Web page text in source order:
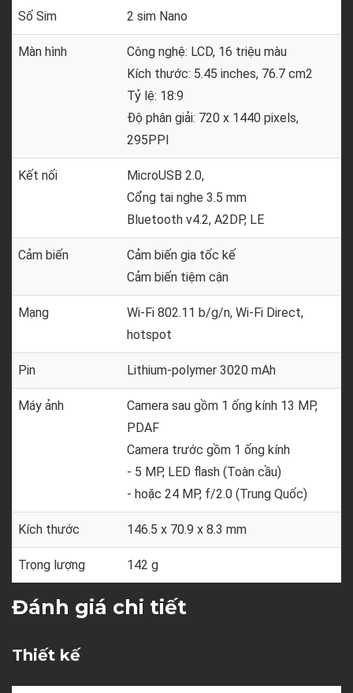
Số Sim 2 sim Nano
Màn hình
Công nghệ: LCD, 16 triệu màu
Kích thước: 5.45 inches, 76.7 cm2
Tỷ lệ: 18:9
Độ phân giải: 720 x 1440 pixels,
295PPI
Kết nối
MicroUSB 2.0,
Cổng tai nghe 3.5 mm
Bluetooth v4.2, A2DP, LE
Cảm biến
Cảm biến gia tốc kế
Cảm biến tiệm cận
Mạng
Wi-Fi 802.11 b/g/n, Wi-Fi Direct,
hotspot
Pin Lithium-polymer 3020 mAh
Máy ảnh
Camera sau gồm 1 ống kính 13 MP,
PDAF
Camera trước gồm 1 ống kính
- 5 MP, LED flash (Toàn cầu)
- hoặc 24 MP, f/2.0 (Trung Quốc)
Kích thước 146.5 x 70.9 x 8.3 mm
Trọng lượng 142 g
Đánh giá chi tiết
Thiết kế